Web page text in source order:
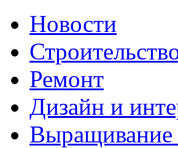
Новости
Ремонт
Дизайн и
Выращивание